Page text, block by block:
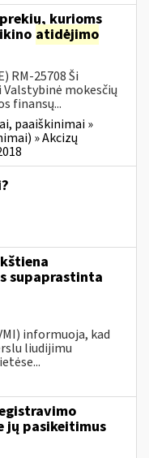
kurioms
atidėjimo
RM-25708 Ši
mokesčių
finansų...
paaiškinimai »
» Akcizų
supaprastinta
informuoja, kad
liudijimu
jų pasikeitimus